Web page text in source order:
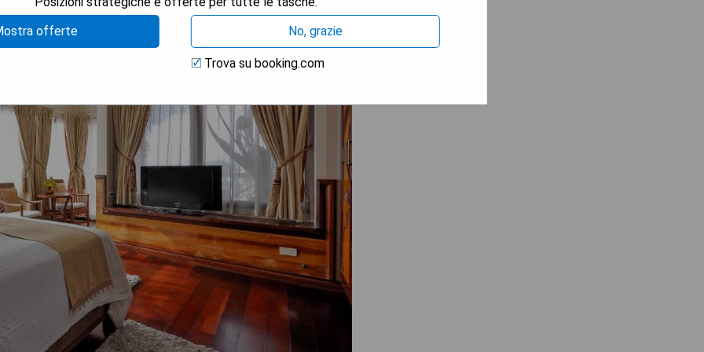
offerte
No, grazie
Trova su booking.com